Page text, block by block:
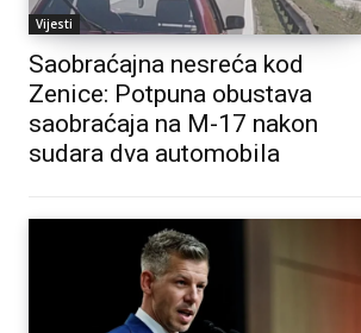
Vijesti
Saobraćajna nesreća kod
Zenice: Potpuna obustava
saobraćaja na M-17 nakon
sudara dva automobila